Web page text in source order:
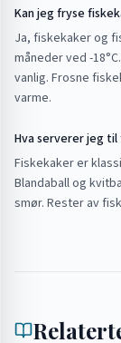
Kan jeg fryse
Ja, fiskekaker og
måneder ved -
vanlig. Frosne
varme.
Hva serverer jeg til
Fiskekaker er
Blandaball og
smør. Rester av